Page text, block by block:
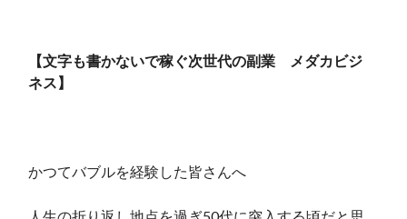
【文字も書かないで稼ぐ次世代の副業 メダカビジ
ネス】
かつてバブルを経験した皆さんへ